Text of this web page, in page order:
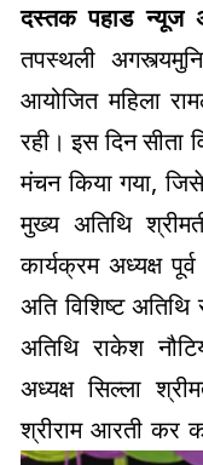
दस्तक पहाड न्यूज
तपस्थली
आयोजित महिला
रही। इस दिन सीता
मंचन किया गया,
मुख्य अतिथि
कार्यक्रम अध्यक्ष
अति विशिष्ट अतिथि
अतिथि राकेश
अध्यक्ष सिल्ला
श्रीराम आरती कर